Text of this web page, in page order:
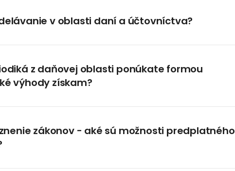
v oblasti daní a účtovníctva?
z daňovej oblasti ponúkate formou
výhody získam?
zákonov - aké sú možnosti predplatného